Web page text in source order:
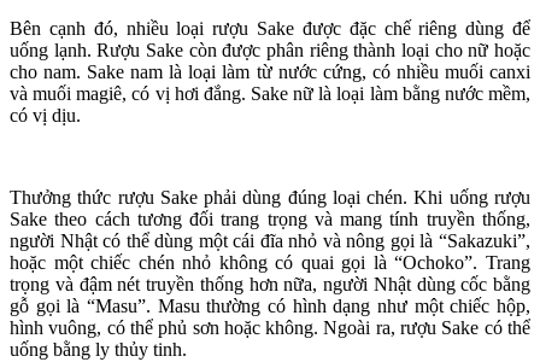
Bên cạnh đó, nhiều loại rượu Sake được đặc chế riêng dùng để
uống lạnh. Rượu Sake còn được phân riêng thành loại cho nữ hoặc
cho nam. Sake nam là loại làm từ nước cứng, có nhiều muối canxi
và muối magiê, có vị hơi đắng. Sake nữ là loại làm bằng nước mềm,
có vị dịu.
Thưởng thức rượu Sake phải dùng đúng loại chén. Khi uống rượu
Sake theo cách tương đối trang trọng và mang tính truyền thống,
người Nhật có thể dùng một cái đĩa nhỏ và nông gọi là “Sakazuki”,
hoặc một chiếc chén nhỏ không có quai gọi là “Ochoko”. Trang
trọng và đậm nét truyền thống hơn nữa, người Nhật dùng cốc bằng
gỗ gọi là “Masu”. Masu thường có hình dạng như một chiếc hộp,
hình vuông, có thể phủ sơn hoặc không. Ngoài ra, rượu Sake có thể
uống bằng ly thủy tinh.